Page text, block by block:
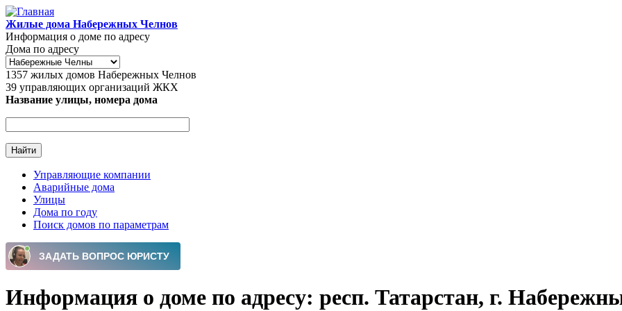
Перейти к основному содержанию
Жилые дома Набережных Челнов
Информация о доме по адресу
Дома по адресу
1357 жилых домов Набережных Челнов
39 управляющих организаций ЖКХ
Название улицы, номера дома
Главное меню
Управляющие компании
Аварийные дома
Улицы
Дома по году
Поиск домов по параметрам
Информация о доме по адресу: респ. Татарстан, г.